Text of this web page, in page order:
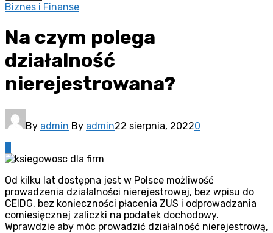
Biznes i Finanse
Na czym polega
działalność
nierejestrowana?
By admin By admin22 sierpnia, 20220
Od kilku lat dostępna jest w Polsce możliwość
prowadzenia działalności nierejestrowej, bez wpisu do
CEIDG, bez konieczności płacenia ZUS i odprowadzania
comiesięcznej zaliczki na podatek dochodowy.
Wprawdzie aby móc prowadzić działalność nierejestrową,